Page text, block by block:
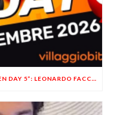
VILLAGGIO BITCOIN, “OPEN DAY 5”: LEONARDO FACCO OSPITE A BRESCIA